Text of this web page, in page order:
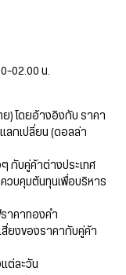
02.00 น.
ย) โดยอ้างอิงกับ ราคา
ลกเปลี่ยน (ดอลล่า
กับคู่ค้าต่างประเทศ
วบคุมต้นทุนเพื่อบริหาร
าคาทองคำ
สี่ยงของราคากับคู่ค้า
ต่ละวัน